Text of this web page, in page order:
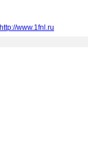
http://www.1fnl.ru